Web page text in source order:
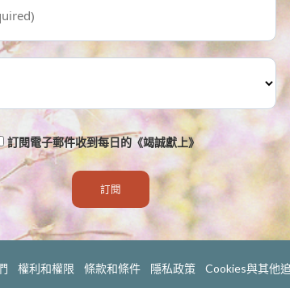
訂閱電子郵件收到每日的《竭誠獻上》
權利和權限 條款和條件 隱私政策 Cookies與其他